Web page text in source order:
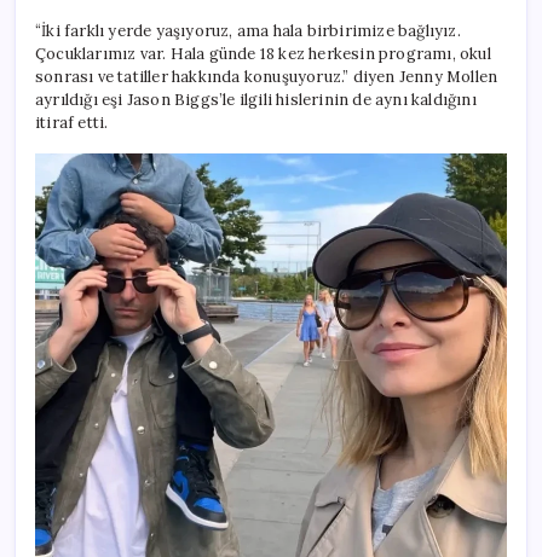
“İki farklı yerde yaşıyoruz, ama hala birbirimize bağlıyız.
Çocuklarımız var. Hala günde 18 kez herkesin programı, okul
sonrası ve tatiller hakkında konuşuyoruz.” diyen Jenny Mollen
ayrıldığı eşi Jason Biggs’le ilgili hislerinin de aynı kaldığını
itiraf etti.